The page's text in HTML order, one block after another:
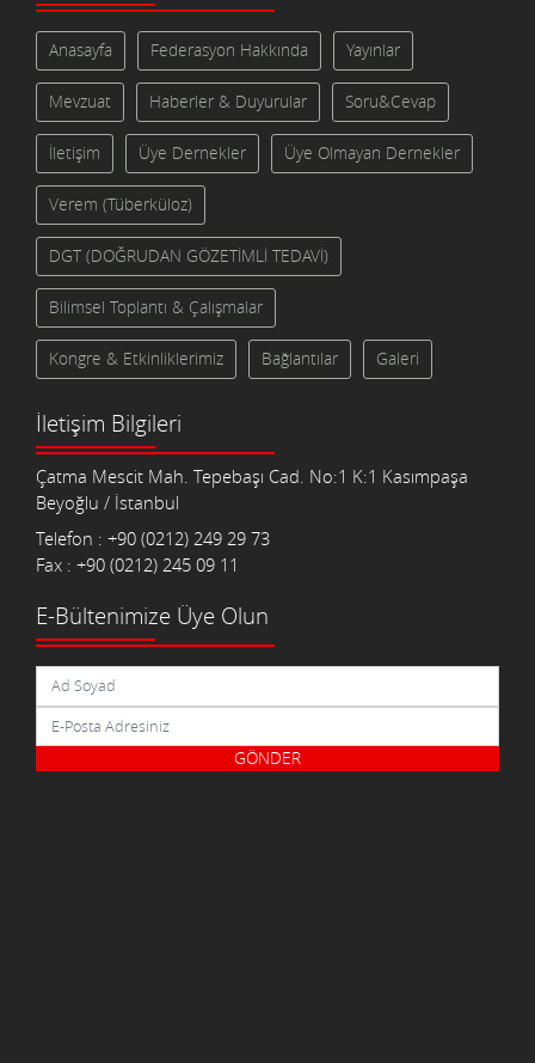
Anasayfa Federasyon Hakkında Yayınlar
Mevzuat Haberler & Duyurular Soru&Cevap
İletişim Üye Dernekler Üye Olmayan Dernekler
Verem (Tüberküloz)
DGT (DOĞRUDAN GÖZETİMLİ TEDAVİ)
Bilimsel Toplantı & Çalışmalar
Kongre & Etkinliklerimiz Bağlantılar Galeri
İletişim Bilgileri
Çatma Mescit Mah. Tepebaşı Cad. No:1 K:1 Kasımpaşa
Beyoğlu / İstanbul
Telefon : +90 (0212) 249 29 73
Fax : +90 (0212) 245 09 11
E-Bültenimize Üye Olun